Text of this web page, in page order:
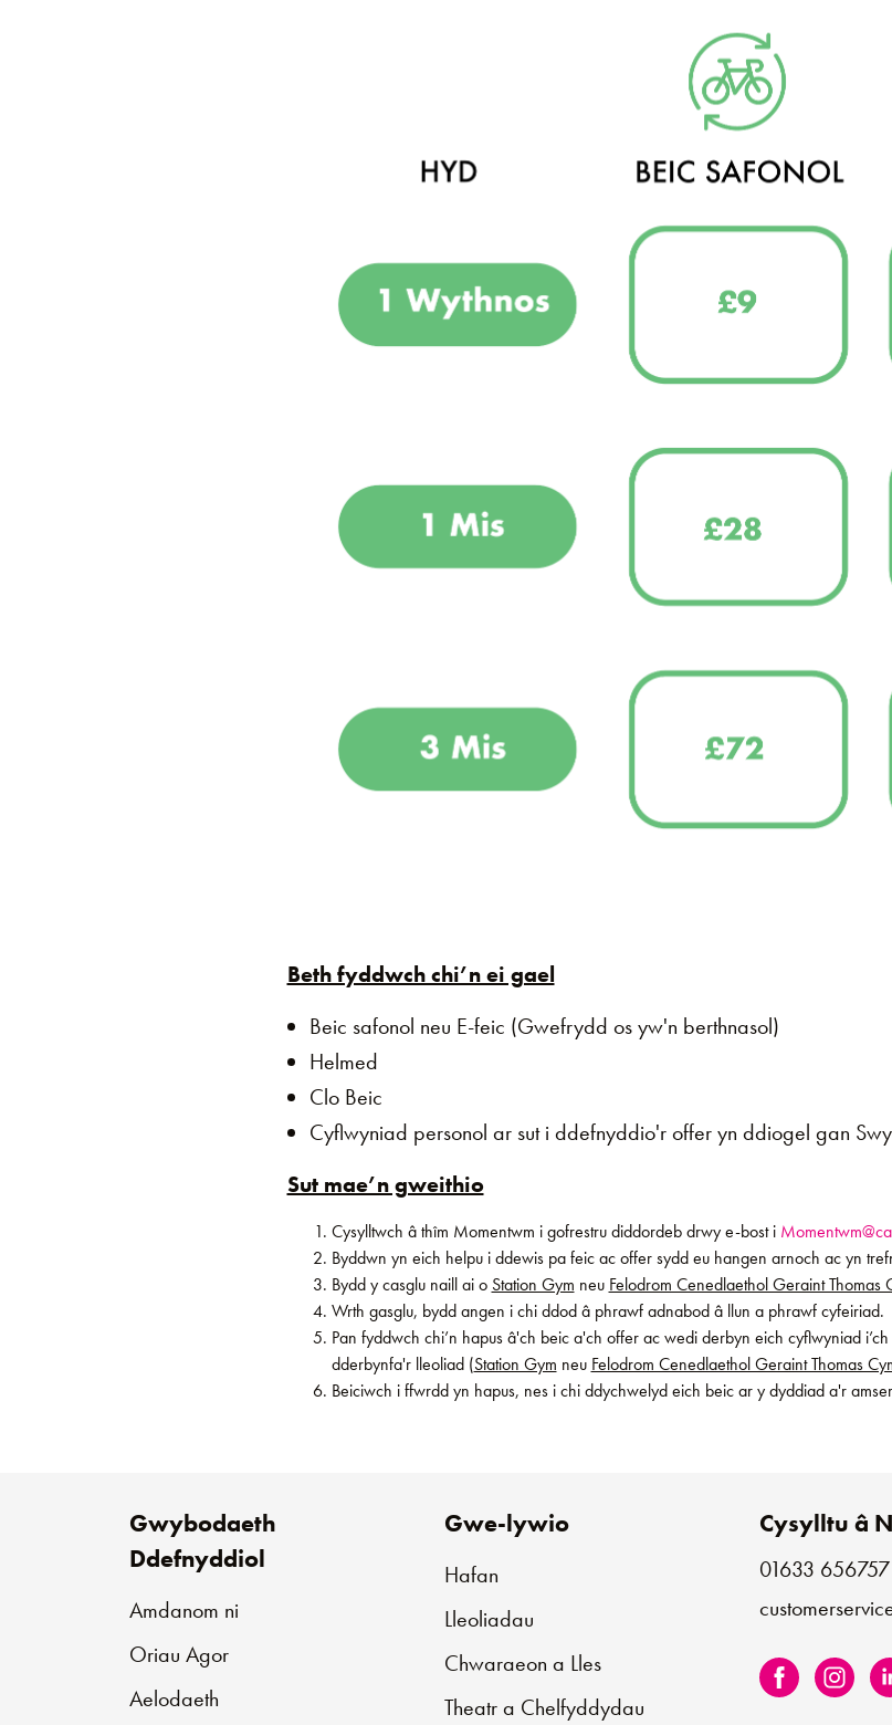
Beth fyddwch chi’n ei gael
Beic safonol neu E-feic (Gwefrydd os yw'n berthnasol)
Helmed
Clo Beic
Cyflwyniad personol ar sut i ddefnyddio'r offer yn ddiogel gan
Sut mae’n gweithio
Cysylltwch â thîm Momentwm i gofrestru diddordeb drwy e-bost i
Byddwn yn eich helpu i ddewis pa feic ac offer sydd eu hangen arnoch ac yn
Bydd y casglu naill ai o Station Gym neu Felodrom Cenedlaethol Geraint Thomas
Wrth gasglu, bydd angen i chi ddod â phrawf adnabod â llun a phrawf cyfeiriad.
Pan fyddwch chi’n hapus â'ch beic a'ch offer ac wedi derbyn eich cyflwyniad
dderbynfa'r lleoliad (Station Gym neu Felodrom Cenedlaethol Geraint Thomas
Beiciwch i ffwrdd yn hapus, nes i chi ddychwelyd eich beic ar y dyddiad a'r
Gwybodaeth
Ddefnyddiol
Amdanom ni
Oriau Agor
Aelodaeth
Gwe-lywio
Hafan
Lleoliadau
Chwaraeon a Lles
Theatr a Chelfyddydau
Cysylltu â
01633 656757